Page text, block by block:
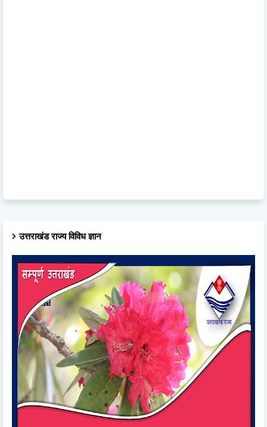
उत्तराखंड राज्य विविध ज्ञान